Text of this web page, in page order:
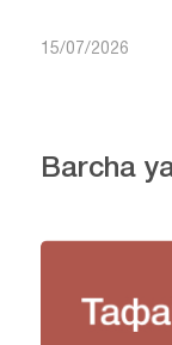
15/07/2026
Barcha